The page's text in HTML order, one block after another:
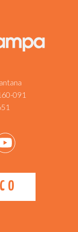
091